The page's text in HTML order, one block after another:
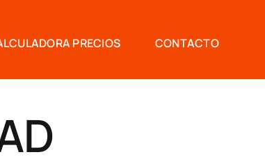
PRECIOS CONTACTO